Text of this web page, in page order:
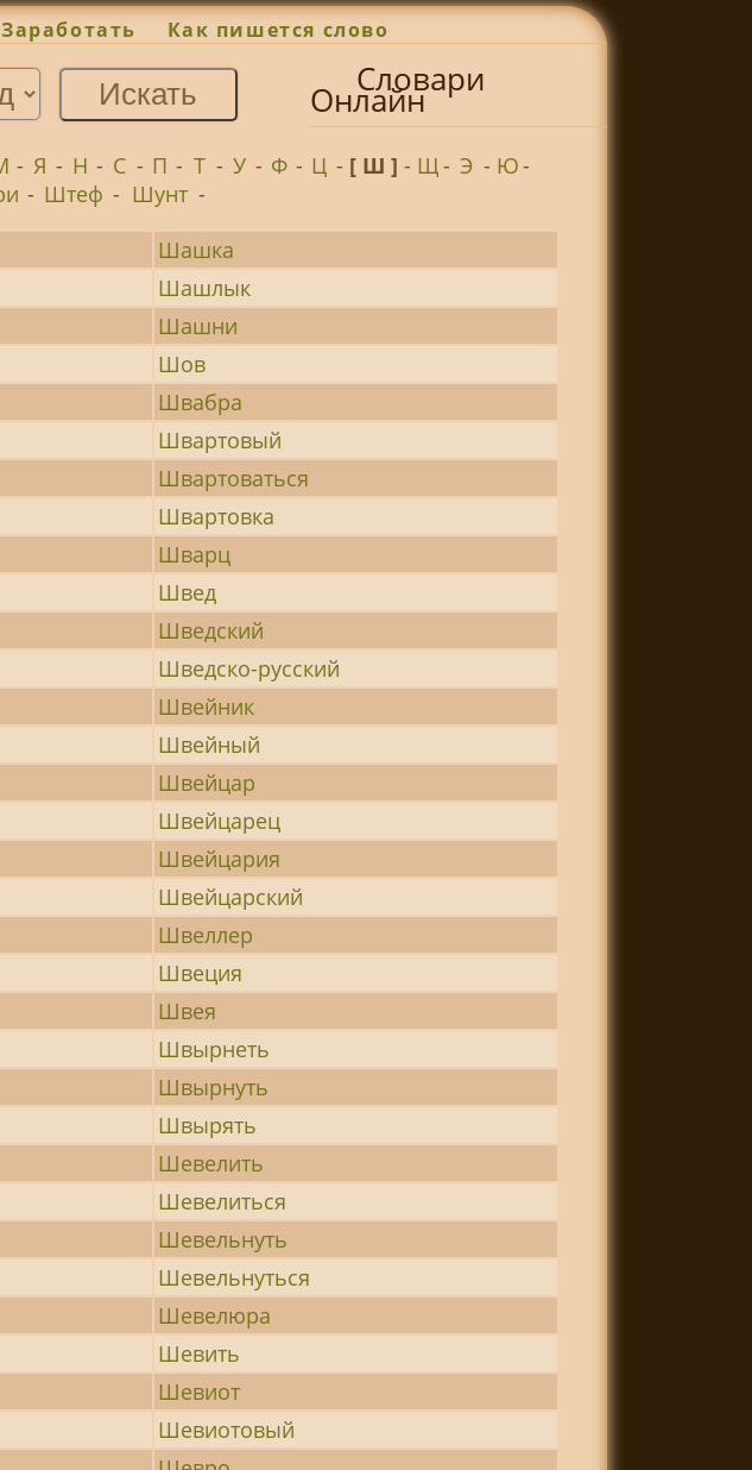
Заработать Как пишется слово
Словари
Онлайн
- Я - Н - С - П - Т - У - Ф - Ц - [ Ш ] - Щ- Э - Ю-
- Штеф - Шунт -
Шашка
Шашлык
Шашни
Шов
Швабра
Швартовый
Швартоваться
Швартовка
Шварц
Швед
Шведский
Шведско-русский
Швейник
Швейный
Швейцар
Швейцарец
Швейцария
Швейцарский
Швеллер
Швеция
Швея
Швырнеть
Швырнуть
Швырять
Шевелить
Шевелиться
Шевельнуть
Шевельнуться
Шевелюра
Шевить
Шевиот
Шевиотовый